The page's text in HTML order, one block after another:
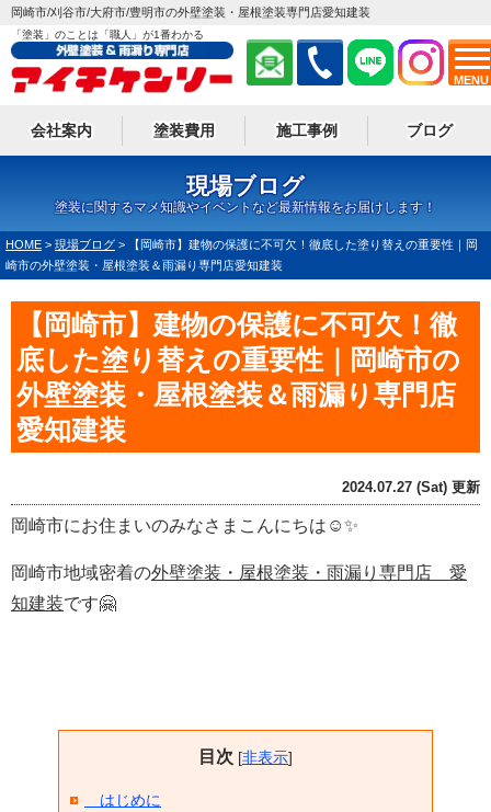
MENU
岡崎市/刈谷市/大府市/豊明市の外壁塗装・屋根塗装専門店愛知建装
「塗装」のことは「職人」が1番わかる
会社案内 塗装費用 施工事例 ブログ
現場ブログ
塗装に関するマメ知識やイベントなど最新情報をお届けします！
HOME > 現場ブログ >
【岡崎市】建物の保護に不可欠！徹底した塗り替えの重要性｜岡
崎市の外壁塗装・屋根塗装＆雨漏り専門店愛知建装
【岡崎市】建物の保護に不可欠！徹
底した塗り替えの重要性｜岡崎市の
外壁塗装・屋根塗装＆雨漏り専門店
愛知建装
2024.07.27 (Sat) 更新
岡崎市にお住まいのみなさまこんにちは☺✨
岡崎市地域密着の外壁塗装・屋根塗装・雨漏り専門店 愛
知建装です🤗
目次 [非表示]
はじめに